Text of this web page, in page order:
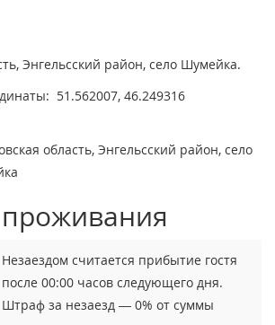
Энгельсский район, село Шумейка.
51.562007, 46.249316
область, Энгельсский район, село
Незаездом считается прибытие гостя
после 00:00 часов следующего дня.
Штраф за незаезд — 0% от суммы